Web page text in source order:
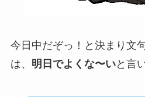
今日中だぞっ！と決まり文
は、 明日でよくな〜いと言